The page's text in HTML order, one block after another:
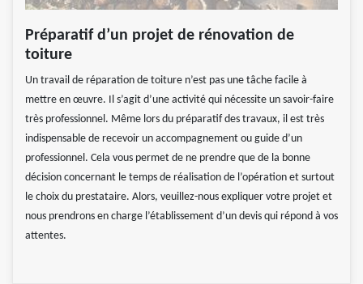
Préparatif d’un projet de rénovation de
toiture
Un travail de réparation de toiture n’est pas une tâche facile à
mettre en œuvre. Il s’agit d’une activité qui nécessite un savoir-faire
très professionnel. Même lors du préparatif des travaux, il est très
indispensable de recevoir un accompagnement ou guide d’un
professionnel. Cela vous permet de ne prendre que de la bonne
décision concernant le temps de réalisation de l’opération et surtout
le choix du prestataire. Alors, veuillez-nous expliquer votre projet et
nous prendrons en charge l’établissement d’un devis qui répond à vos
attentes.